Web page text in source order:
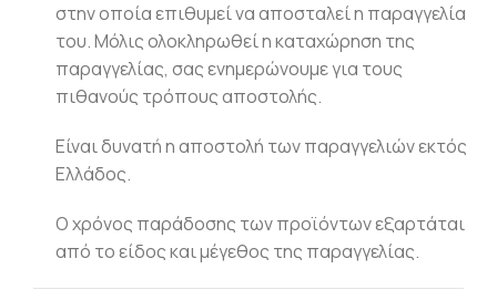
στην οποία επιθυμεί να αποσταλεί η παραγγελία
του. Μόλις ολοκληρωθεί η καταχώρηση της
παραγγελίας, σας ενημερώνουμε για τους
πιθανούς τρόπους αποστολής.
Είναι δυνατή η αποστολή των παραγγελιών εκτός
Ελλάδος.
Ο χρόνος παράδοσης των προϊόντων εξαρτάται
από το είδος και μέγεθος της παραγγελίας.